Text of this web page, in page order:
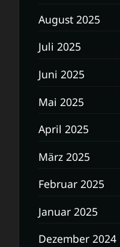
August 2025
Juli 2025
Juni 2025
Mai 2025
April 2025
März 2025
Februar 2025
Januar 2025
Dezember 2024